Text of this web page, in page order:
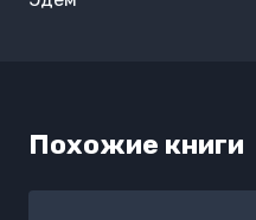
Похожие книги